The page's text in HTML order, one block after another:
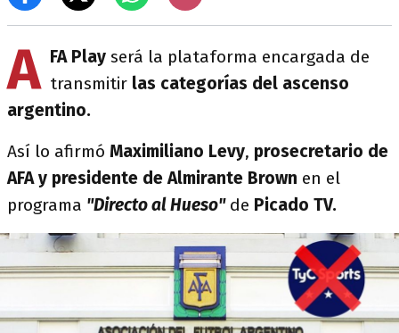
A FA Play será la plataforma encargada de
transmitir las categorías del ascenso
argentino.
Así lo afirmó Maximiliano Levy, prosecretario de
AFA y presidente de Almirante Brown en el
programa "Directo al Hueso" de Picado TV.